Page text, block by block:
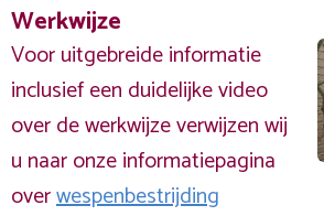
Werkwijze
Voor uitgebreide informatie
inclusief een duidelijke video
over de werkwijze verwijzen wij
u naar onze informatiepagina
overwespenbestrijding